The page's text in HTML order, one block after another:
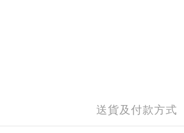
送貨及付款方式